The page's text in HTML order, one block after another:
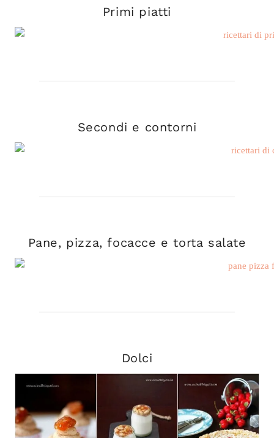
Primi piatti
Secondi e contorni
Pane, pizza, focacce e torta salate
Dolci